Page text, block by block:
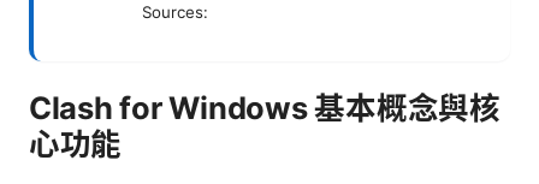
Sources:
Clash for Windows 基本概念與核
心功能